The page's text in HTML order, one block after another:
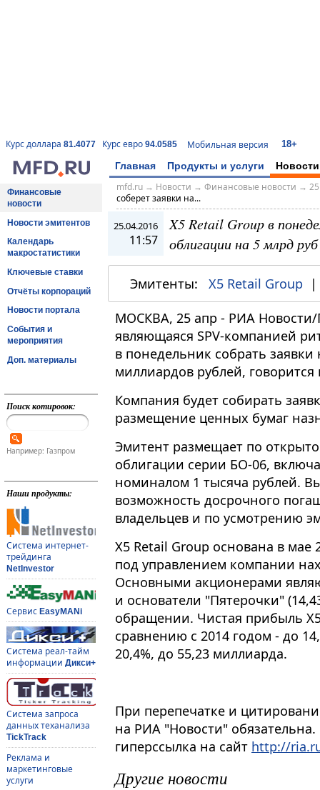
Курс доллара 81.4077 Курс евро 94.0585 Мобильная версия 18+
Главная Продукты и услуги Новости
Финансовые
новости
Новости эмитентов
Календарь
макростатистики
Ключевые ставки
Отчёты корпораций
Новости портала
События и
мероприятия
Доп. материалы
Поиск котировок:
Например: Газпром
Наши продукты:
Система интернет-
трейдинга
NetInvestor
Сервис EasyMANi
Система реал-тайм
информации Дикси+
Система запроса
данных теханализа
TickTrack
Реклама и
маркетинговые
услуги
mfd.ru→ Новости → Финансовые новости →
соберет заявки на...
25.04.2016
11:57
X5 Retail Group в
облигации на 5 млрд руб
Эмитенты: X5 Retail Group
МОСКВА, 25 апр - РИА
являющаяся SPV-компанией
в понедельник собрать
миллиардов рублей,
Компания будет собирать
размещение ценных бумаг
Эмитент размещает по
облигации серии БО-06,
номиналом 1 тысяча рублей.
возможность досрочного
владельцев и по усмотрению
X5 Retail Group основана в мае
под управлением компании
Основными акционерами
и основатели "Пятерочки"
обращении. Чистая прибыль
сравнению с 2014 годом - до
20,4%, до 55,23 миллиарда.
При перепечатке и
на РИА "Новости"
гиперссылка на сайт http://
Другие новости